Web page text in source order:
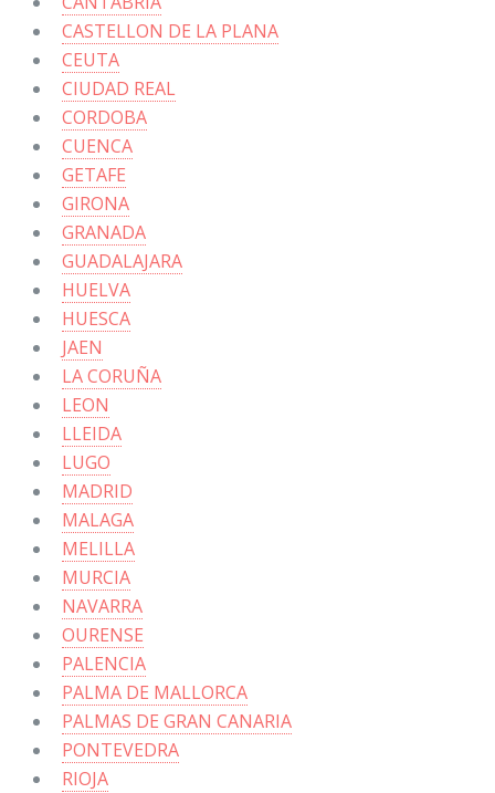
CASTELLON DE LA PLANA
CEUTA
CIUDAD REAL
CORDOBA
CUENCA
GETAFE
GIRONA
GRANADA
GUADALAJARA
HUELVA
HUESCA
JAEN
LA CORUÑA
LEON
LLEIDA
LUGO
MADRID
MALAGA
MELILLA
MURCIA
NAVARRA
OURENSE
PALENCIA
PALMA DE MALLORCA
PALMAS DE GRAN CANARIA
PONTEVEDRA
RIOJA